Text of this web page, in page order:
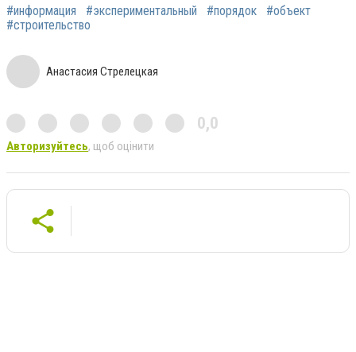
#информация #экспериментальный #порядок
#объект
#строительство
Анастасия Стрелецкая
0,0
Авторизуйтесь, щоб оцінити